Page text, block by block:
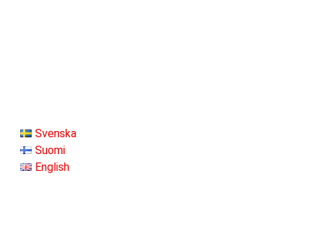
Svenska
Suomi
English